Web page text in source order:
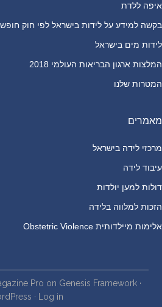
איפה ללדת
בקשה למידע על לידות בישראל לפי חוק
לידות מים בישראל
המלצות ארגון הבריאות העולמי 2018
המטרות שלנו
מאמרים
מרכזי לידה בישראל
עיבוד לידה
דולות למען יולדות
הזכות למלווה בלידה
אלימות מיילדותית Obstetric Violence
Pro on Genesis Framework·
· Log in